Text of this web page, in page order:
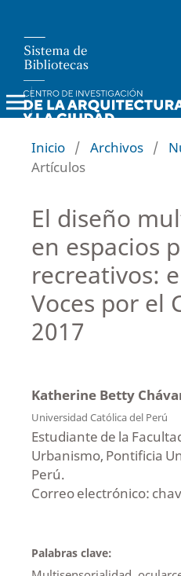
Investiga Territorios
Inicio / Archivos /
Artículos
El diseño
en espacios
recreativos:
Voces por el
2017
Katherine Betty
Universidad Católica del Perú
Estudiante de la
Urbanismo, Pontificia
Perú.
Correo electrónico:
Palabras clave: